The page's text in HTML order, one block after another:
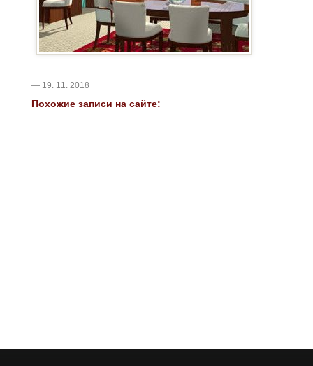
— 19. 11. 2018
Похожие записи на сайте: